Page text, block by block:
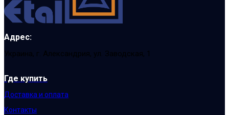
Адрес:
Украина, г. Александрия, ул. Заводская, 1
Где купить
Доставка и оплата
Контакты